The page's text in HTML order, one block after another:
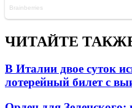
ЧИТАЙТЕ
В Италии двое суток
лотерейный билет с